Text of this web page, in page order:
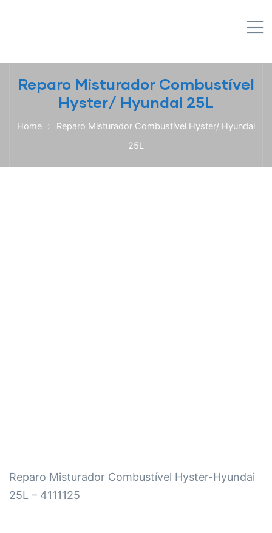
Reparo Misturador Combustível
Hyster/ Hyundai 25L
Home
Reparo Misturador Combustível Hyster/ Hyundai
25L
Reparo Misturador Combustível Hyster-Hyundai
25L – 4111125